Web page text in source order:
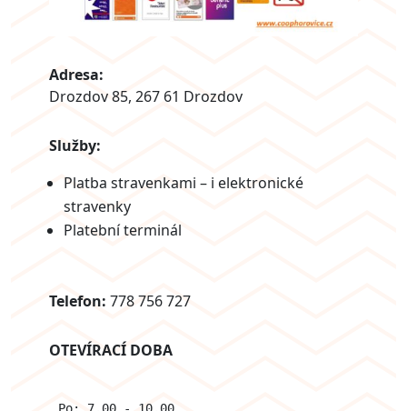
Adresa:
Drozdov 85, 267 61 Drozdov
Služby:
Platba stravenkami – i elektronické
stravenky
Platební terminál
Telefon:778 756 727
OTEVÍRACÍ DOBA